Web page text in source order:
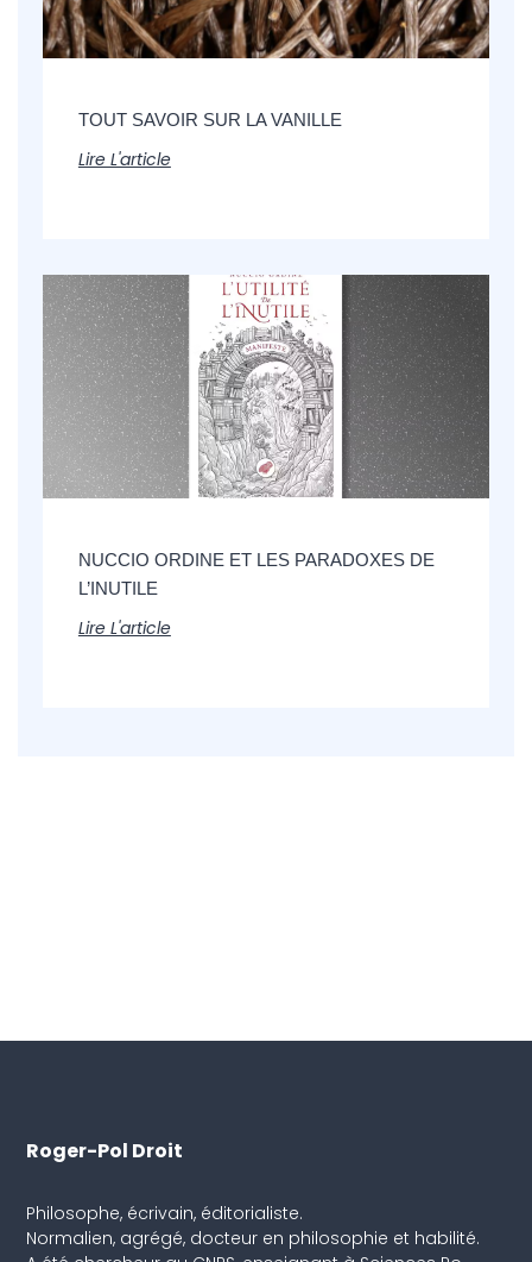
TOUT SAVOIR SUR LA VANILLE
Lire L'article
NUCCIO ORDINE ET LES PARADOXES DE
L’INUTILE
Lire L'article
Roger-Pol Droit
Philosophe, écrivain, éditorialiste.
Normalien, agrégé, docteur en philosophie et habilité.